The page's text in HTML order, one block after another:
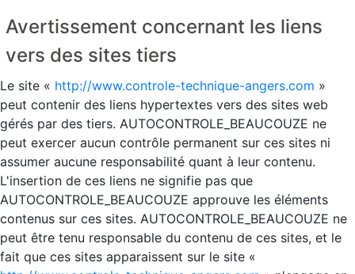
Avertissement concernant les liens
vers des sites tiers
Le site « http://www.controle-technique-angers.com »
peut contenir des liens hypertextes vers des sites web
gérés par des tiers. AUTOCONTROLE_BEAUCOUZE ne
peut exercer aucun contrôle permanent sur ces sites ni
assumer aucune responsabilité quant à leur contenu.
L'insertion de ces liens ne signifie pas que
AUTOCONTROLE_BEAUCOUZE approuve les éléments
contenus sur ces sites. AUTOCONTROLE_BEAUCOUZE ne
peut être tenu responsable du contenu de ces sites, et le
fait que ces sites apparaissent sur le site «